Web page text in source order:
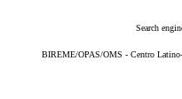
Search
BIREME/OPAS/OMS - Centro Latino-